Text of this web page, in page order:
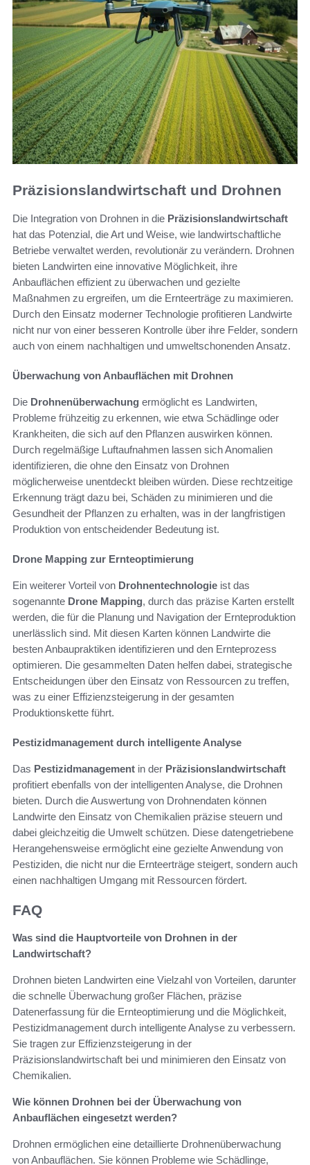
Präzisionslandwirtschaft und Drohnen
Die Integration von Drohnen in die Präzisionslandwirtschaft
hat das Potenzial, die Art und Weise, wie landwirtschaftliche
Betriebe verwaltet werden, revolutionär zu verändern. Drohnen
bieten Landwirten eine innovative Möglichkeit, ihre
Anbauflächen effizient zu überwachen und gezielte
Maßnahmen zu ergreifen, um die Ernteerträge zu maximieren.
Durch den Einsatz moderner Technologie profitieren Landwirte
nicht nur von einer besseren Kontrolle über ihre Felder, sondern
auch von einem nachhaltigen und umweltschonenden Ansatz.
Überwachung von Anbauflächen mit Drohnen
Die Drohnenüberwachung ermöglicht es Landwirten,
Probleme frühzeitig zu erkennen, wie etwa Schädlinge oder
Krankheiten, die sich auf den Pflanzen auswirken können.
Durch regelmäßige Luftaufnahmen lassen sich Anomalien
identifizieren, die ohne den Einsatz von Drohnen
möglicherweise unentdeckt bleiben würden. Diese rechtzeitige
Erkennung trägt dazu bei, Schäden zu minimieren und die
Gesundheit der Pflanzen zu erhalten, was in der langfristigen
Produktion von entscheidender Bedeutung ist.
Drone Mapping zur Ernteoptimierung
Ein weiterer Vorteil von Drohnentechnologie ist das
sogenannte Drone Mapping, durch das präzise Karten erstellt
werden, die für die Planung und Navigation der Ernteproduktion
unerlässlich sind. Mit diesen Karten können Landwirte die
besten Anbaupraktiken identifizieren und den Ernteprozess
optimieren. Die gesammelten Daten helfen dabei, strategische
Entscheidungen über den Einsatz von Ressourcen zu treffen,
was zu einer Effizienzsteigerung in der gesamten
Produktionskette führt.
Pestizidmanagement durch intelligente Analyse
Das Pestizidmanagement in der Präzisionslandwirtschaft
profitiert ebenfalls von der intelligenten Analyse, die Drohnen
bieten. Durch die Auswertung von Drohnendaten können
Landwirte den Einsatz von Chemikalien präzise steuern und
dabei gleichzeitig die Umwelt schützen. Diese datengetriebene
Herangehensweise ermöglicht eine gezielte Anwendung von
Pestiziden, die nicht nur die Ernteerträge steigert, sondern auch
einen nachhaltigen Umgang mit Ressourcen fördert.
FAQ
Was sind die Hauptvorteile von Drohnen in der
Landwirtschaft?
Drohnen bieten Landwirten eine Vielzahl von Vorteilen, darunter
die schnelle Überwachung großer Flächen, präzise
Datenerfassung für die Ernteoptimierung und die Möglichkeit,
Pestizidmanagement durch intelligente Analyse zu verbessern.
Sie tragen zur Effizienzsteigerung in der
Präzisionslandwirtschaft bei und minimieren den Einsatz von
Chemikalien.
Wie können Drohnen bei der Überwachung von
Anbauflächen eingesetzt werden?
Drohnen ermöglichen eine detaillierte Drohnenüberwachung
von Anbauflächen. Sie können Probleme wie Schädlinge,